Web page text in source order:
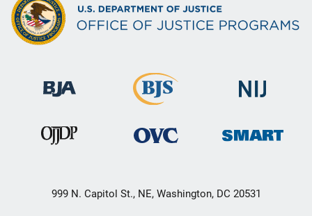
999 N. Capitol St., NE, Washington, DC 20531